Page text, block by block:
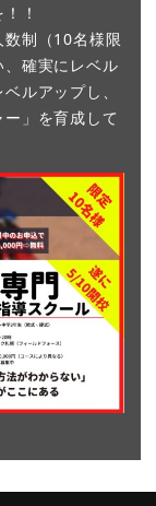
！
制（10名様限
確実にレベル
ルアップし、
」を育成して